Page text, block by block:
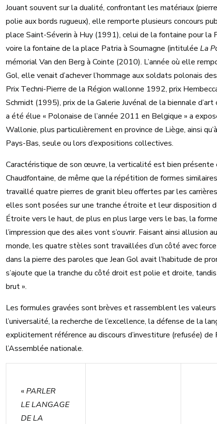
Jouant souvent sur la dualité, confrontant les matériaux
polie aux bords rugueux), elle remporte plusieurs concours
place Saint-Séverin à Huy (1991), celui de la fontaine pour
voire la fontaine de la place Patria à Soumagne (intitulée La
mémorial Van den Berg à Cointe (2010). L’année où elle
Gol, elle venait d’achever l’hommage aux soldats polonais
Prix Techni-Pierre de la Région wallonne 1992, prix
Schmidt (1995), prix de la Galerie Juvénal de la biennale
a été élue « Polonaise de l’année 2011 en Belgique » a
Wallonie, plus particulièrement en province de Liège, ainsi
Pays-Bas, seule ou lors d’expositions collectives.
Caractéristique de son œuvre, la verticalité est bien présente
Chaudfontaine, de même que la répétition de formes
travaillé quatre pierres de granit bleu offertes par les
elles sont posées sur une tranche étroite et leur disposition
Étroite vers le haut, de plus en plus large vers le bas, la
l’impression que des ailes vont s’ouvrir. Faisant ainsi allusion
monde, les quatre stèles sont travaillées d’un côté avec
dans la pierre des paroles que Jean Gol avait l’habitude de
s’ajoute que la tranche du côté droit est polie et droite,
brut ».
Les formules gravées sont brèves et rassemblent les
l’universalité, la recherche de l’excellence, la défense de la
explicitement référence au discours d’investiture (refusée)
l’Assemblée nationale.
«PARLER
LE LANGAGE
DE LA